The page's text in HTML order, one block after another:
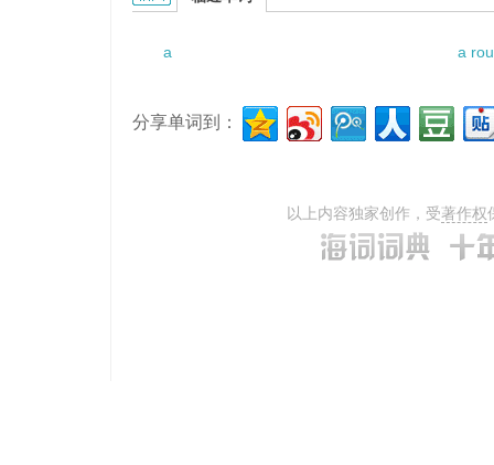
a a
分享单词到：
以上内容独家创作，受著作权